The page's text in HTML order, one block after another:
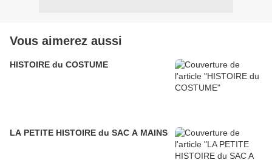
Vous aimerez aussi
HISTOIRE du COSTUME
LA PETITE HISTOIRE du SAC A MAINS